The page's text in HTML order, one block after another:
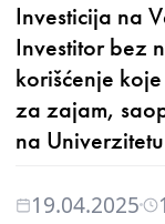
Investicija na
Investitor bez
korišćenje
za zajam,
na
19.04.2025